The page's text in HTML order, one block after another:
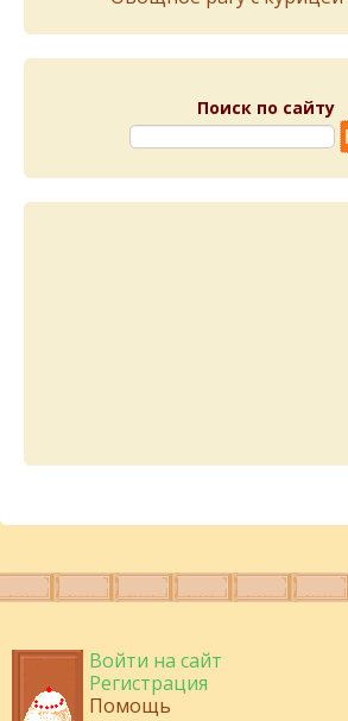
Поиск по сайту
Войти на сайт
Регистрация
Помощь